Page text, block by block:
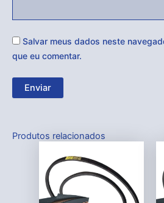
Salvar meus dados neste
que eu comentar.
Produtos relacionados